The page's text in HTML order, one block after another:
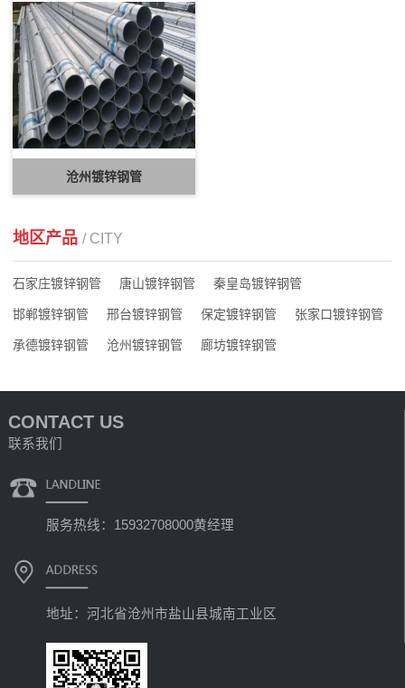
沧州镀锌钢管
地区产品 / CITY
石家庄镀锌钢管 唐山镀锌钢管 秦皇岛镀锌钢管
邯郸镀锌钢管 邢台镀锌钢管 保定镀锌钢管 张家口镀锌钢管
承德镀锌钢管 沧州镀锌钢管 廊坊镀锌钢管
CONTACT US
联系我们
服务热线：15932708000黄经理
地址：河北省沧州市盐山县城南工业区